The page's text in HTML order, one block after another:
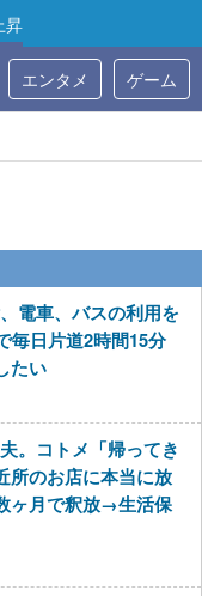
昇
エンタメ ゲーム
電車、バスの利用を
毎日片道2時間15分
たい
。コトメ「帰ってき
のお店に本当に放
ヶ月で釈放→生活保